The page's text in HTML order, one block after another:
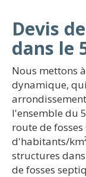
Devis
dans le
Nous mettons
dynamique,
l'ensemble du
route de
d'habitants/
structures
de fosses